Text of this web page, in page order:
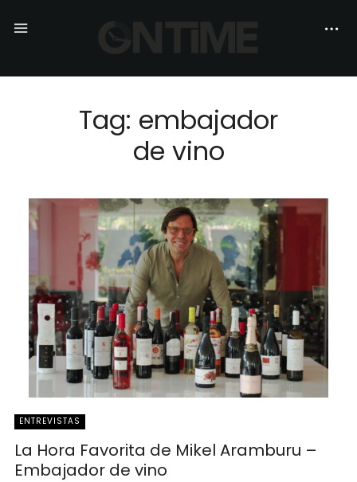
Tag: embajador
de vino
ENTREVISTAS
La Hora Favorita de Mikel Aramburu –
Embajador de vino